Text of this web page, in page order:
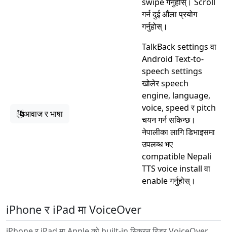
गर्न दुई औंला प्रयोग
गर्नुहोस्।
आवाज र भाषा
TalkBack settings वा
Android Text-to-
speech settings
खोलेर speech
engine, language,
voice, speed र pitch
चयन गर्न सकिन्छ।
नेपालीका लागि डिभाइसमा
उपलब्ध भए
compatible Nepali
TTS voice install वा
enable गर्नुहोस्।
iPhone र iPad मा VoiceOver